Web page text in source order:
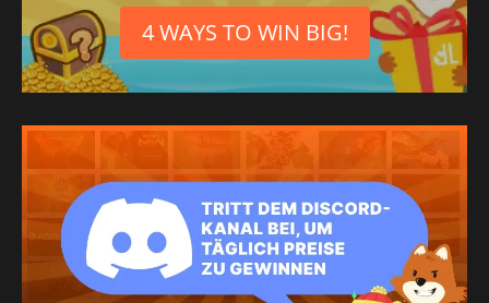
4 WAYS TO WIN BIG!